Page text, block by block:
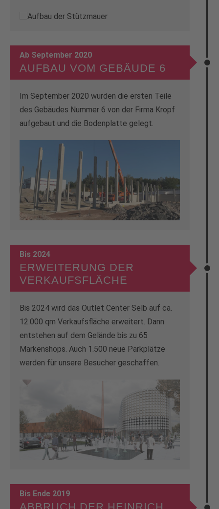
Ab September 2020
AUFBAU VOM GEBÄUDE 6
Im September 2020 wurden die ersten Teile
des Gebäudes Nummer 6 von der Firma Kropf
aufgebaut und die Bodenplatte gelegt.
Bis 2024
ERWEITERUNG DER
VERKAUFSFLÄCHE
Bis 2024 wird das Outlet Center Selb auf ca.
12.000 qm Verkaufsfläche erweitert. Dann
entstehen auf dem Gelände bis zu 65
Markenshops. Auch 1.500 neue Parkplätze
werden für unsere Besucher geschaffen.
Bis Ende 2019